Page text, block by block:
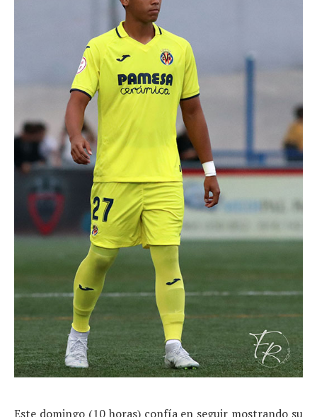
Este domingo (10 horas) confía en seguir mostrando su